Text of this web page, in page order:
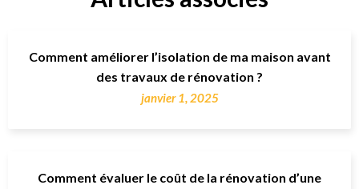
Comment améliorer l’isolation de ma maison avant
des travaux de rénovation ?
janvier 1, 2025
Comment évaluer le coût de la rénovation d’une